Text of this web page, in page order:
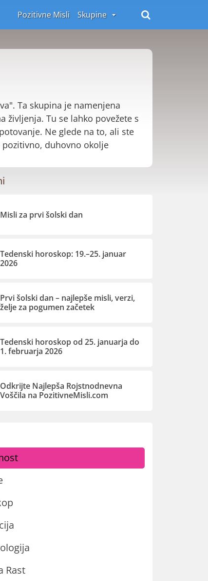
Pozitivne Misli Skupine
Ta skupina je namenjena
Tu se lahko povežete s
Ne glede na to, ali ste
duhovno okolje
Misli za prvi šolski dan
Tedenski horoskop: 19.–25. januar
2026
Prvi šolski dan – najlepše misli, verzi,
želje za pogumen začetek
Tedenski horoskop od 25. januarja do
1. februarja 2026
Odkrijte Najlepša Rojstnodnevna
Voščila na PozitivneMisli.com
Rast